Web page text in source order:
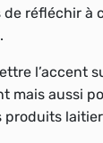
réfléchir à
l’accent
mais aussi
produits